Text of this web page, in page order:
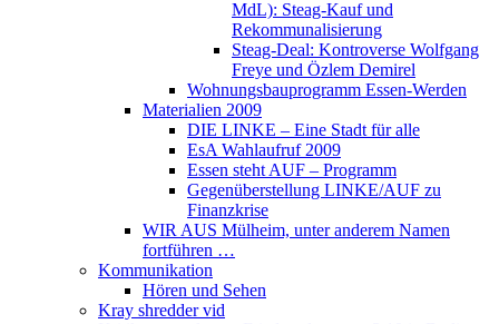
MdL): Steag-Kauf und
Rekommunalisierung
Steag-Deal: Kontroverse Wolfgang
Freye und Özlem Demirel
Wohnungsbauprogramm Essen-Werden
Materialien 2009
DIE LINKE – Eine Stadt für alle
EsA Wahlaufruf 2009
Essen steht AUF – Programm
Gegenüberstellung LINKE/AUF zu
Finanzkrise
WIR AUS Mülheim, unter anderem Namen
fortführen …
Kommunikation
Hören und Sehen
Kray shredder vid